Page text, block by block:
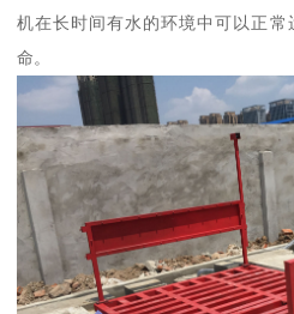
机在长时间有水的环境中可以正
命。